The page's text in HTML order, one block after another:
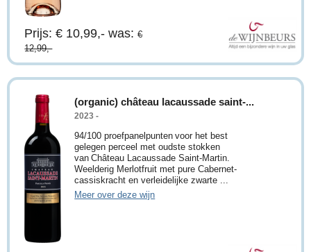
Prijs: € 10,99,-was:€
12,99,-
(organic) château lacaussade saint-...
2023 -
94/100 proefpanelpunten voor het best
gelegen perceel met oudste stokken
van Château Lacaussade Saint-Martin.
Weelderig Merlotfruit met pure Cabernet-
cassiskracht en verleidelijke zwarte ...
Meer over deze wijn